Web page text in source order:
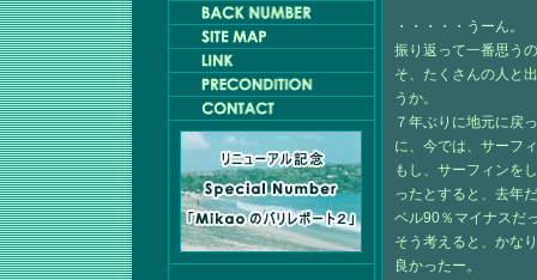
・・・・・うーん。
振り返って一番思う
そ、たくさんの人と
うか。
７年ぶりに地元に戻
に、今では、サーフ
もし、サーフィンを
ったとすると、去年
ベル90％マイナスだ
そう考えると、かな
良かったー。